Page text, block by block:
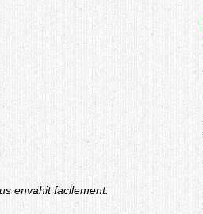
envahit facilement.